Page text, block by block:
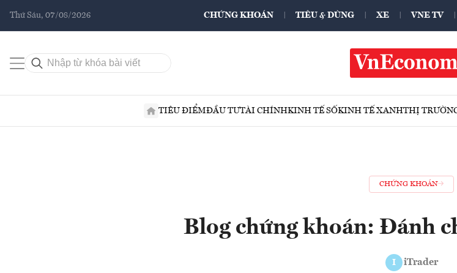
Thứ Sáu, 07/08/2026 CHỨNG KHOÁN TIÊU & DÙNG XE VNE TV
TIÊU ĐIỂMĐẦU TƯTÀI CHÍNHKINH TẾ SỐKINH TẾ XANHTHỊ
CHỨNG KHOÁN
Blog chứng khoán: Đánh
I iTrader